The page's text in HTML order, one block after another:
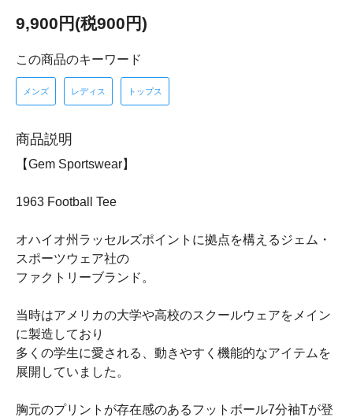
9,900円(税900円)
この商品のキーワード
メンズ レディス トップス
商品説明
【Gem Sportswear】
1963 Football Tee
オハイオ州ラッセルズポイントに拠点を構えるジェム・
スポーツウェア社の
ファクトリーブランド。
当時はアメリカの大学や高校のスクールウェアをメイン
に製造しており
多くの学生に愛される、動きやすく機能的なアイテムを
展開していました。
胸元のプリントが存在感のあるフットボール7分袖Tが登